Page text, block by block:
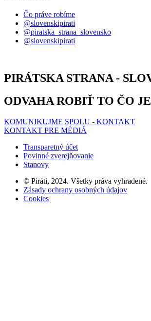
Čo práve robíme
@slovenskipirati
@piratska_strana_slovensko
@slovenskipirati
PIRÁTSKA STRANA -
ODVAHA ROBIŤ TO ČO
KOMUNIKUJME SPOLU - KONTAKT
KONTAKT PRE MÉDIÁ
Transparetný účet
Povinné zverejňovanie
Stanovy
© Piráti, 2024. Všetky práva vyhradené.
Zásady ochrany osobných údajov
Cookies